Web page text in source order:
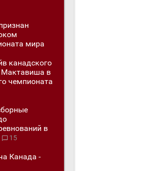
мира
канадского
в
чемпионата
в
15
Канада -